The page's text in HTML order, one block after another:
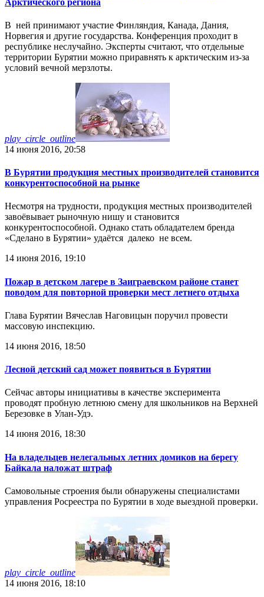
В ней принимают участие Финляндия, Канада, Дания,
Норвегия и другие государства. Конференция проходит в
республике неслучайно. Эксперты считают, что отдельные
территории Бурятии можно приравнять к арктическим из-за
условий вечной мерзлоты.
play_circle_outline
14 июня 2016, 20:58
В Бурятии продукция местных производителей становится
конкурентоспособной на рынке
Несмотря на трудности, продукция местных производителей
завоёвывает рыночную нишу и становится
конкурентоспособной. Однако стать обладателем бренда
«Сделано в Бурятии» удаётся далеко не всем.
14 июня 2016, 19:10
Пожар в детском лагере в Заиграевском районе станет
поводом для повторной проверки мест летнего отдыха
Глава Бурятии Вячеслав Наговицын поручил провести
массовую инспекцию.
14 июня 2016, 18:50
Лесной детский сад может появиться в Бурятии
Сейчас авторы инициативы в качестве эксперимента
проводят пробную летнюю смену для школьников на Верхней
Березовке в Улан-Удэ.
14 июня 2016, 18:30
На владельцев нелегальных летних домиков на берегу
Байкала наложат штраф
Самовольные строения были обнаружены специалистами
управления Росреестра по Бурятии в ходе выездной проверки.
play_circle_outline
14 июня 2016, 18:10